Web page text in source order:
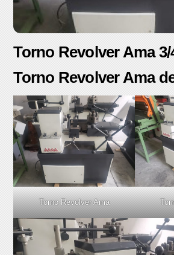
Torno Revolver Ama 3/
Torno Revolver Ama
Torno Revolver Ama